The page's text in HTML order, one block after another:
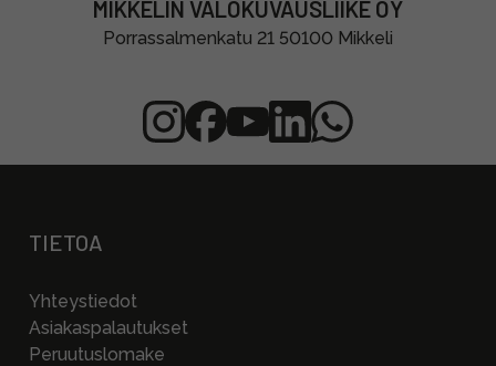
MIKKELIN VALOKUVAUSLIIKE OY
Porrassalmenkatu 21 50100 Mikkeli
TIETOA
Yhteystiedot
Asiakaspalautukset
Peruutuslomake